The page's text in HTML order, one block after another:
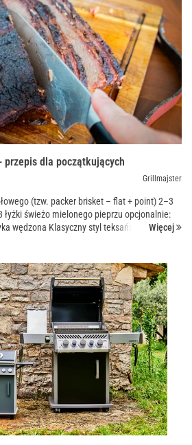
przepis dla początkujących
Grillmajster
łyżki świeżo mielonego pieprzu opcjonalnie:
styl teksański = tylko
Więcej